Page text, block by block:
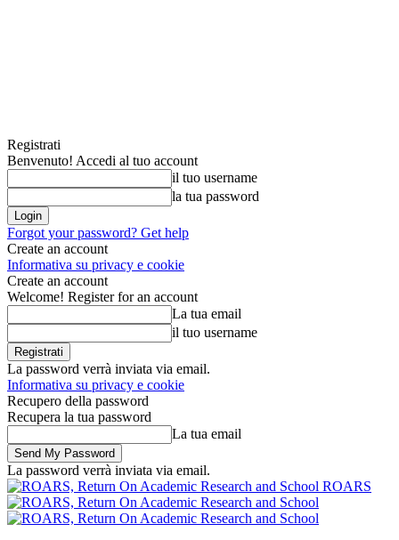
Registrati
Benvenuto! Accedi al tuo account
il tuo username
la tua password
Forgot your password? Get help
Create an account
Informativa su privacy e cookie
Create an account
Welcome! Register for an account
La tua email
il tuo username
La password verrà inviata via email.
Informativa su privacy e cookie
Recupero della password
Recupera la tua password
La tua email
La password verrà inviata via email.
ROARS